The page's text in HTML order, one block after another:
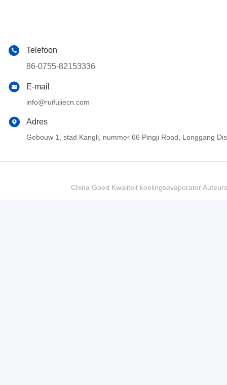
Telefoon
86-0755-82153336
E-mail
info@ruifujiecn.com
Adres
Gebouw 1, stad Kangli, nummer 66 Pingji Road, Longgang
China Goed Kwaliteit koelingsevaporator